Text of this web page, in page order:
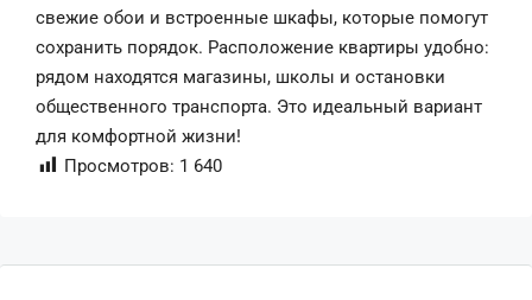
свежие обои и встроенные шкафы, которые помогут
сохранить порядок. Расположение квартиры удобно:
рядом находятся магазины, школы и остановки
общественного транспорта. Это идеальный вариант
для комфортной жизни!
Просмотров: 1 640